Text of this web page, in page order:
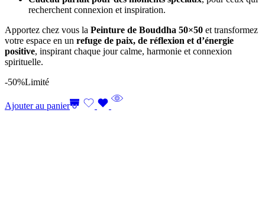
recherchent connexion et inspiration.
Apportez chez vous la Peinture de Bouddha 50×50 et transformez
votre espace en un refuge de paix, de réflexion et d’énergie
positive, inspirant chaque jour calme, harmonie et connexion
spirituelle.
-50%Limité
Ajouter au panier